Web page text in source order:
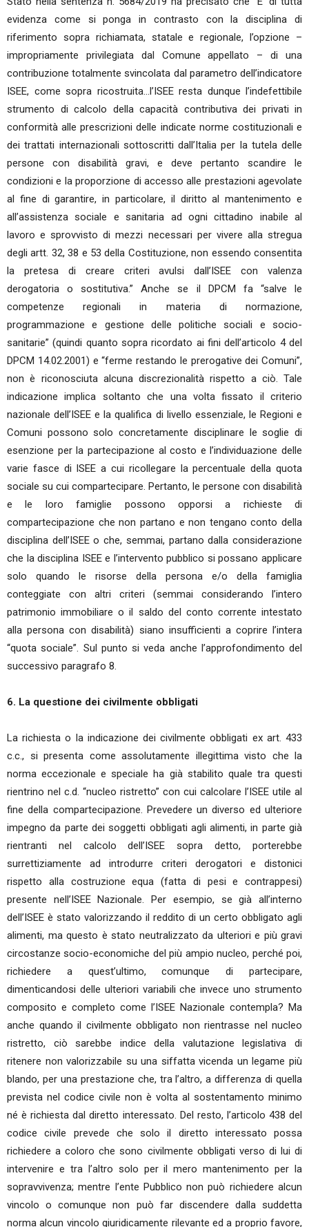
evidenza come si ponga in contrasto con la disciplina di
riferimento sopra richiamata, statale e regionale, l’opzione –
impropriamente privilegiata dal Comune appellato – di una
contribuzione totalmente svincolata dal parametro dell’indicatore
ISEE, come sopra ricostruita...l’ISEE resta dunque l’indefettibile
strumento di calcolo della capacità contributiva dei privati in
conformità alle prescrizioni delle indicate norme costituzionali e
dei trattati internazionali sottoscritti dall’Italia per la tutela delle
persone con disabilità gravi, e deve pertanto scandire le
condizioni e la proporzione di accesso alle prestazioni agevolate
al fine di garantire, in particolare, il diritto al mantenimento e
all’assistenza sociale e sanitaria ad ogni cittadino inabile al
lavoro e sprovvisto di mezzi necessari per vivere alla stregua
degli artt. 32, 38 e 53 della Costituzione, non essendo consentita
la pretesa di creare criteri avulsi dall’ISEE con valenza
derogatoria o sostitutiva.” Anche se il DPCM fa “salve le
competenze regionali in materia di normazione,
programmazione e gestione delle politiche sociali e socio-
sanitarie” (quindi quanto sopra ricordato ai fini dell’articolo 4 del
DPCM 14.02.2001) e “ferme restando le prerogative dei Comuni”,
non è riconosciuta alcuna discrezionalità rispetto a ciò. Tale
indicazione implica soltanto che una volta fissato il criterio
nazionale dell’ISEE e la qualifica di livello essenziale, le Regioni e
Comuni possono solo concretamente disciplinare le soglie di
esenzione per la partecipazione al costo e l’individuazione delle
varie fasce di ISEE a cui ricollegare la percentuale della quota
sociale su cui compartecipare. Pertanto, le persone con disabilità
e le loro famiglie possono opporsi a richieste di
compartecipazione che non partano e non tengano conto della
disciplina dell’ISEE o che, semmai, partano dalla considerazione
che la disciplina ISEE e l’intervento pubblico si possano applicare
solo quando le risorse della persona e/o della famiglia
conteggiate con altri criteri (semmai considerando l’intero
patrimonio immobiliare o il saldo del conto corrente intestato
alla persona con disabilità) siano insufficienti a coprire l’intera
“quota sociale”. Sul punto si veda anche l’approfondimento del
successivo paragrafo 8.
6. La questione dei civilmente obbligati
La richiesta o la indicazione dei civilmente obbligati ex art. 433
c.c., si presenta come assolutamente illegittima visto che la
norma eccezionale e speciale ha già stabilito quale tra questi
rientrino nel c.d. “nucleo ristretto” con cui calcolare l’ISEE utile al
fine della compartecipazione. Prevedere un diverso ed ulteriore
impegno da parte dei soggetti obbligati agli alimenti, in parte già
rientranti nel calcolo dell’ISEE sopra detto, porterebbe
surrettiziamente ad introdurre criteri derogatori e distonici
rispetto alla costruzione equa (fatta di pesi e contrappesi)
presente nell’ISEE Nazionale. Per esempio, se già all’interno
dell’ISEE è stato valorizzando il reddito di un certo obbligato agli
alimenti, ma questo è stato neutralizzato da ulteriori e più gravi
circostanze socio-economiche del più ampio nucleo, perché poi,
richiedere a quest’ultimo, comunque di partecipare,
dimenticandosi delle ulteriori variabili che invece uno strumento
composito e completo come l’ISEE Nazionale contempla? Ma
anche quando il civilmente obbligato non rientrasse nel nucleo
ristretto, ciò sarebbe indice della valutazione legislativa di
ritenere non valorizzabile su una siffatta vicenda un legame più
blando, per una prestazione che, tra l’altro, a differenza di quella
prevista nel codice civile non è volta al sostentamento minimo
né è richiesta dal diretto interessato. Del resto, l’articolo 438 del
codice civile prevede che solo il diretto interessato possa
richiedere a coloro che sono civilmente obbligati verso di lui di
intervenire e tra l’altro solo per il mero mantenimento per la
sopravvivenza; mentre l’ente Pubblico non può richiedere alcun
vincolo o comunque non può far discendere dalla suddetta
norma alcun vincolo giuridicamente rilevante ed a proprio favore,